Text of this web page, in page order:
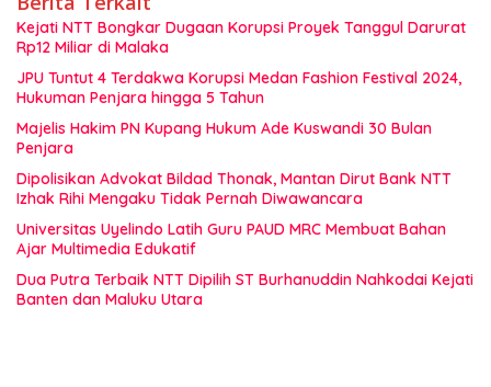
Kejati NTT Bongkar Dugaan Korupsi Proyek Tanggul Darurat
Rp12 Miliar di Malaka
JPU Tuntut 4 Terdakwa Korupsi Medan Fashion Festival 2024,
Hukuman Penjara hingga 5 Tahun
Majelis Hakim PN Kupang Hukum Ade Kuswandi 30 Bulan
Penjara
Dipolisikan Advokat Bildad Thonak, Mantan Dirut Bank NTT
Izhak Rihi Mengaku Tidak Pernah Diwawancara
Universitas Uyelindo Latih Guru PAUD MRC Membuat Bahan
Ajar Multimedia Edukatif
Dua Putra Terbaik NTT Dipilih ST Burhanuddin Nahkodai Kejati
Banten dan Maluku Utara